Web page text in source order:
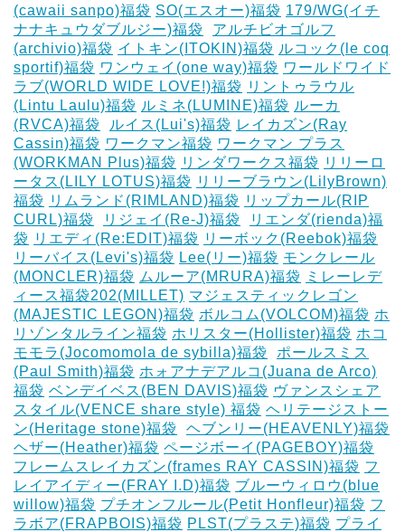
(cawaii sanpo)福袋 SO(エスオー)福袋 179/WG(イチ
ナナキュウダブルジー)福袋
アルチビオゴルフ
(archivio)福袋 イトキン(ITOKIN)福袋 ルコック(le coq
sportif)福袋 ワンウェイ(one way)福袋 ワールドワイド
ラブ(WORLD WIDE LOVE!)福袋 リントゥラウル
(Lintu Laulu)福袋 ルミネ(LUMINE)福袋 ルーカ
(RVCA)福袋
ルイス(Lui's)福袋 レイカズン(Ray
Cassin)福袋 ワークマン福袋 ワークマン プラス
(WORKMAN Plus)福袋 リンダワークス福袋 リリーロ
ータス(LILY LOTUS)福袋 リリーブラウン(LilyBrown)
福袋 リムランド(RIMLAND)福袋 リップカール(RIP
CURL)福袋
リジェイ(Re-J)福袋
リエンダ(rienda)福
袋 リエディ(Re:EDIT)福袋 リーボック(Reebok)福袋
リーバイス(Levi's)福袋 Lee(リー)福袋 モンクレール
(MONCLER)福袋 ムルーア(MRURA)福袋
ミレーレデ
ィース福袋202(MILLET) マジェスティックレゴン
(MAJESTIC LEGON)福袋 ボルコム(VOLCOM)福袋 ホ
リゾンタルライン福袋 ホリスター(Hollister)福袋 ホコ
モモラ(Jocomomola de sybilla)福袋
ポールスミス
(Paul Smith)福袋 ホォアナデアルコ(Juana de Arco)
福袋 ベンデイベス(BEN DAVIS)福袋 ヴァンスシェア
スタイル(VENCE share style) 福袋 ヘリテージストー
ン(Heritage stone)福袋
ヘブンリー(HEAVENLY)福袋
ヘザー(Heather)福袋 ページボーイ(PAGEBOY)福袋
フレームスレイカズン(frames RAY CASSIN)福袋 フ
レイアイディー(FRAY I.D)福袋 ブルーウィロウ(blue
willow)福袋 プチオンフルール(Petit Honfleur)福袋 フ
ラボア(FRAPBOIS)福袋 PLST(プラステ)福袋 プライ